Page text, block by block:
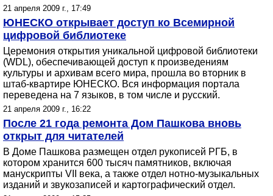
21 апреля 2009 г., 17:49
ЮНЕСКО открывает доступ ко Всемирной
цифровой библиотеке
Церемония открытия уникальной цифровой библиотеки
(WDL), обеспечивающей доступ к произведениям
культуры и архивам всего мира, прошла во вторник в
штаб-квартире ЮНЕСКО. Вся информация портала
переведена на 7 языков, в том числе и русский.
21 апреля 2009 г., 16:22
После 21 года ремонта Дом Пашкова вновь
открыт для читателей
В Доме Пашкова размещен отдел рукописей РГБ, в
котором хранится 600 тысяч памятников, включая
манускрипты VII века, а также отдел нотно-музыкальных
изданий и звукозаписей и картографический отдел.